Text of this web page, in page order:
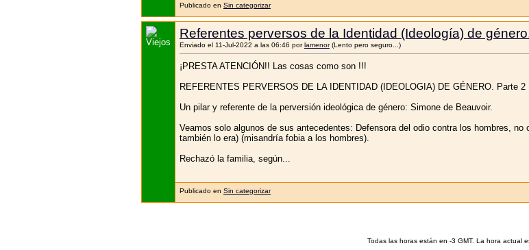
Publicado en Sin categorizar
Referentes perversos de la Identidad (Ideología) de
Enviado el 11-Jul-2022 a las 06:46 porlamenor(Lento pero seguro...)
¡PRESTA ATENCIÓN!! Las cosas como son !!!
REFERENTES PERVERSOS DE LA IDENTIDAD (IDEOLOGIA) DE GÉNERO. Parte 2
Un pilar y referente de la perversión ideológica de género: Simone de Beauvoir.
Veamos solo algunos de sus antecedentes: Defensora del odio contra los hombres,
también lo era) (misandría fobia a los hombres).
Rechazó la familia, según...
Publicado en Sin categorizar
Todas las horas están en -3 GMT. La hora actual